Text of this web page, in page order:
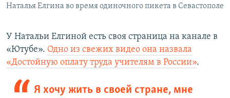
Наталья Елгина во время одиночного пикета в Севастополе
У Натальи Елгиной есть своя страница на канале в
«Ютубе». Одно из свежих видео она назвала
«Достойную оплату труда учителям в России».
Я хочу жить в своей стране, мне